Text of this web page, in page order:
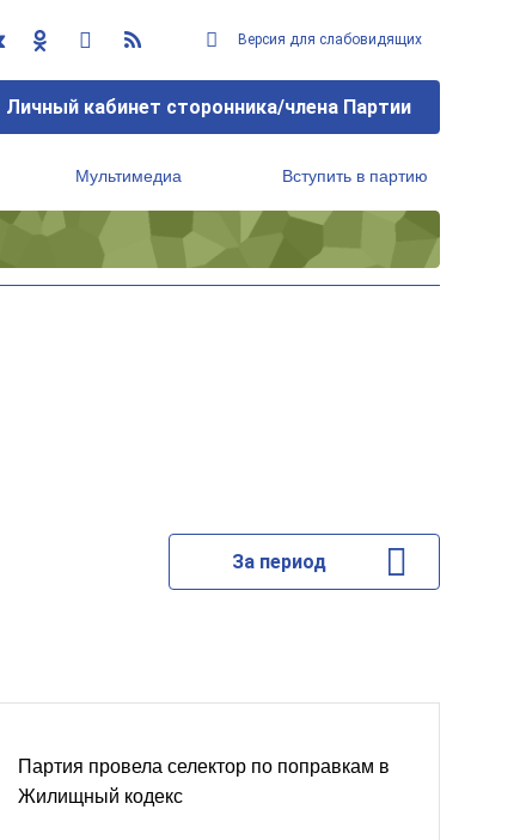
Версия для слабовидящих
Личный кабинет сторонника/члена Партии
Мультимедиа Вступить в партию
За период
Партия провела селектор по поправкам в
Жилищный кодекс